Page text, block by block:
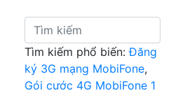
Tìm kiếm phổ biến: Đăng
ký 3G mạng MobiFone,
Gói cước 4G MobiFone 1